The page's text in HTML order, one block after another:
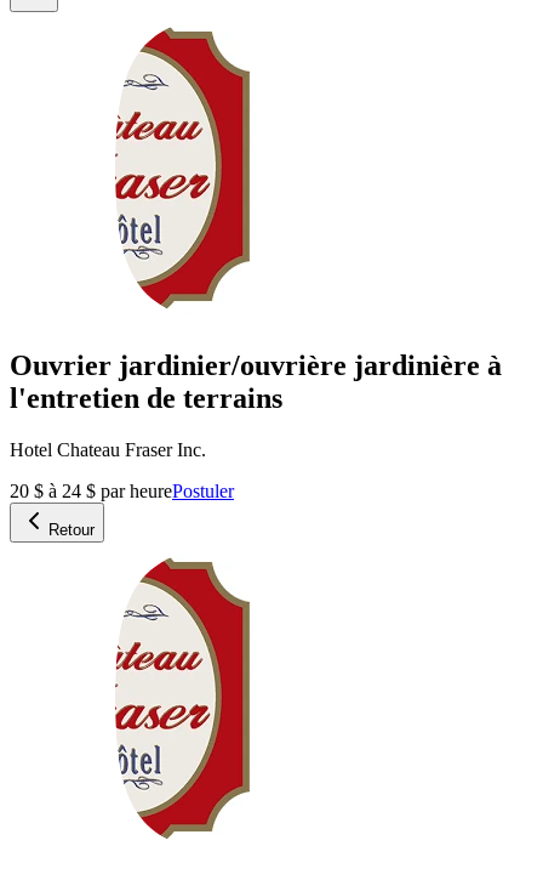
Ouvrier jardinier/ouvrière jardinière à
l'entretien de terrains
Hotel Chateau Fraser Inc.
20 $ à 24 $ par heurePostuler
Retour